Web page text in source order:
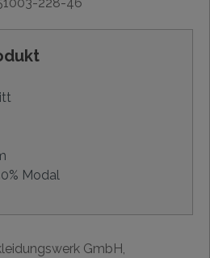
Modal
GmbH,